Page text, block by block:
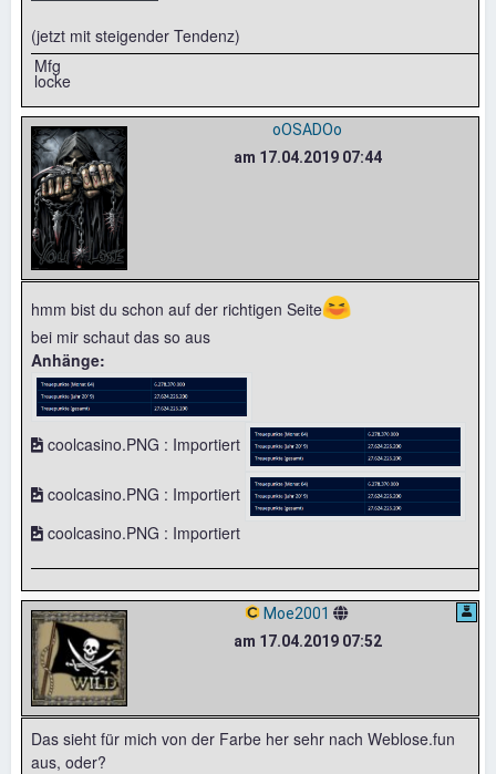
(jetzt mit steigender Tendenz)
Mfg
locke
oOSADOo
am 17.04.2019 07:44
hmm bist du schon auf der richtigen Seite😆
bei mir schaut das so aus
Anhänge:
coolcasino.PNG : Importiert
coolcasino.PNG : Importiert
coolcasino.PNG : Importiert
Moe2001
am 17.04.2019 07:52
Das sieht für mich von der Farbe her sehr nach Weblose.fun
aus, oder?